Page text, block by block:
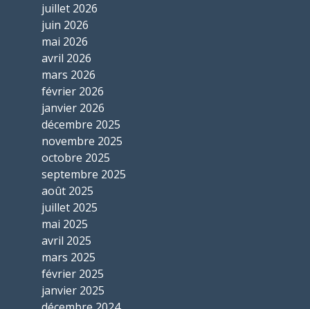
juillet 2026
juin 2026
mai 2026
avril 2026
mars 2026
février 2026
janvier 2026
décembre 2025
novembre 2025
octobre 2025
septembre 2025
août 2025
juillet 2025
mai 2025
avril 2025
mars 2025
février 2025
janvier 2025